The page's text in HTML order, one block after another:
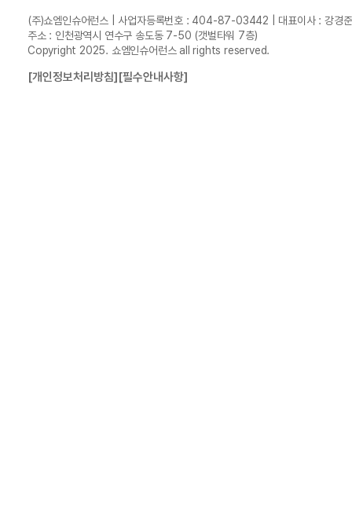
(주)쇼엠인슈어런스 | 사업자등록번호 : 404-87-03442 | 대표이사 : 강경준
주소 : 인천광역시 연수구 송도동 7-50 (갯벌타워 7층)
Copyright 2025. 쇼엠인슈어런스 all rights reserved.
[개인정보처리방침][필수안내사항]